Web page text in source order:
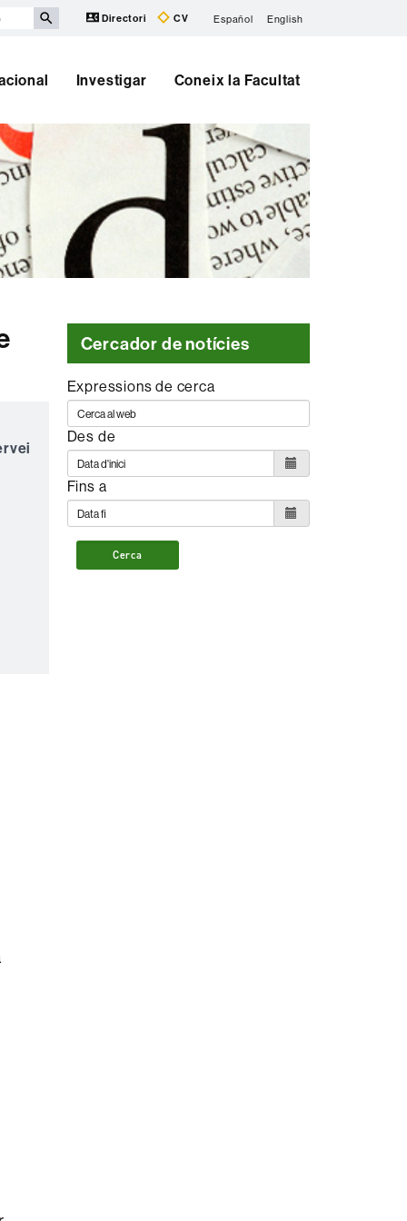
Directori CV Español English
Investigar Coneix la Facultat
Cercador de notícies
Expressions de cerca
Des de
Fins a
Cerca